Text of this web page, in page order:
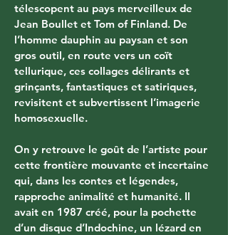
télescopent au pays merveilleux de
Jean Boullet et Tom of Finland. De
l’homme dauphin au paysan et son
gros outil, en route vers un coït
tellurique, ces collages délirants et
grinçants, fantastiques et satiriques,
revisitent et subvertissent l’imagerie
homosexuelle.
On y retrouve le goût de l’artiste pour
cette frontière mouvante et incertaine
qui, dans les contes et légendes,
rapproche animalité et humanité. Il
avait en 1987 créé, pour la pochette
d’un disque d’Indochine, un lézard en